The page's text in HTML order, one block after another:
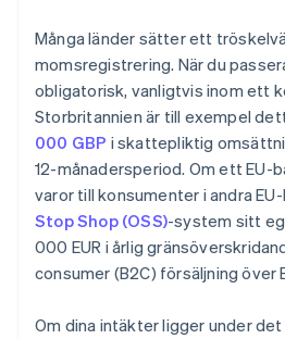
Många länder sätter ett
momsregistrering. När du
obligatorisk, vanligtvis inom ett
Storbritannien är till exempel
000 GBP i skattepliktig
12-månadersperiod. Om ett EU-
varor till konsumenter i andra EU-
Stop Shop (OSS)-system sitt
000 EUR i årlig
consumer (B2C) försäljning över
Om dina intäkter ligger under